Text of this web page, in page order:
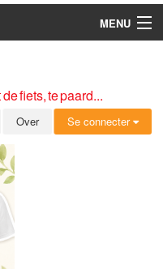
MENU
fiets, te paard...
Over Se connecter